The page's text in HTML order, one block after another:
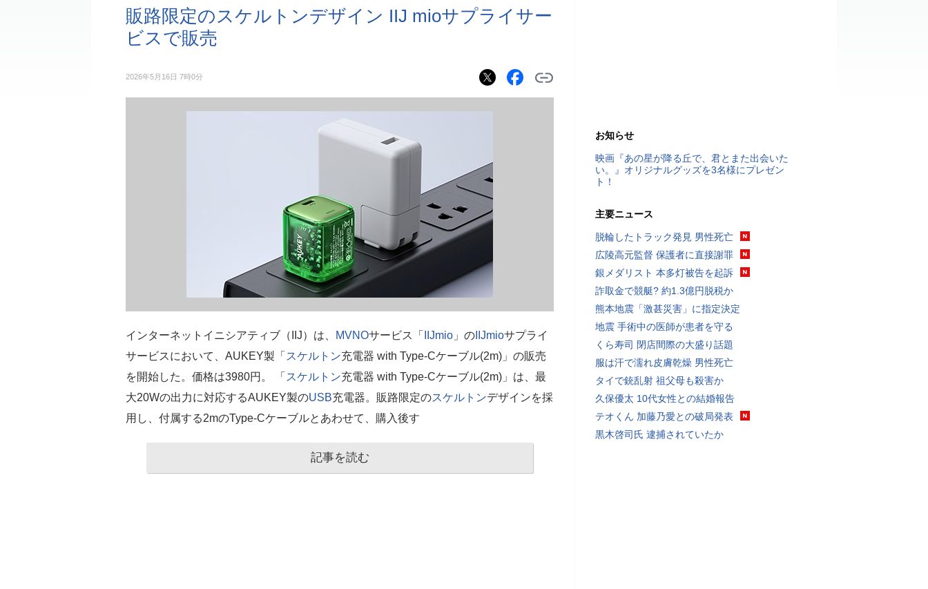
販路限定のスケルトンデザイン IIJ mioサプライサー
ビスで販売
2026年5月16日 7時0分
インターネットイニシアティブ（IIJ）は、 MVNOサービス「 IIJmio 」の IIJmioサプライ
サービスにおいて、AUKEY製「 スケルトン充電器 with Type-Cケーブル(2m)」の販売
を開始した。価格は3980円。 「 スケルトン充電器 with Type-Cケーブル(2m)」は、最
大20Wの出力に対応するAUKEY製のUSB充電器。販路限定のスケルトンデザインを採
用し、付属する2mのType-Cケーブルとあわせて、購入後す
記事を読む
お知らせ
映画『あの星が降る丘で、君とまた出会いた
い。』オリジナルグッズを3名様にプレゼン
ト！
主要ニュース
脱輪したトラック発見 男性死亡
広陵高元監督 保護者に直接謝罪
銀メダリスト 本多灯被告を起訴
詐取金で競艇? 約1.3億円脱税か
熊本地震「激甚災害」に指定決定
地震 手術中の医師が患者を守る
くら寿司 閉店間際の大盛り話題
服は汗で濡れ皮膚乾燥 男性死亡
タイで銃乱射 祖父母も殺害か
久保優太 10代女性との結婚報告
テオくん 加藤乃愛との破局発表
黒木啓司氏 逮捕されていたか